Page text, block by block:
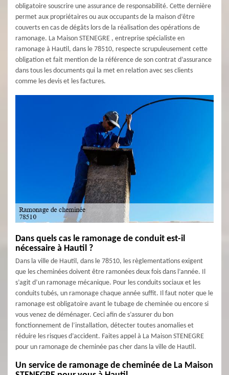
obligatoire souscrire une assurance de responsabilité. Cette dernière
permet aux propriétaires ou aux occupants de la maison d’être
couverts en cas de dégâts lors de la réalisation des opérations de
ramonage. La Maison STENEGRE , entreprise spécialiste en
ramonage à Hautil, dans le 78510, respecte scrupuleusement cette
obligation et fait mention de la référence de son contrat d’assurance
dans tous les documents qui la met en relation avec ses clients
comme les devis et les factures.
Dans quels cas le ramonage de conduit est-il
nécessaire à Hautil ?
Dans la ville de Hautil, dans le 78510, les règlementations exigent
que les cheminées doivent être ramonées deux fois dans l’année. Il
s’agit d’un ramonage mécanique. Pour les conduits sociaux et les
conduits tubés, un ramonage chaque année suffit. Il faut noter que le
ramonage est obligatoire avant le tubage de cheminée ou encore si
vous venez de déménager. Ceci afin de s’assurer du bon
fonctionnement de l’installation, détecter toutes anomalies et
réduire les risques d’accident. Faites appel à La Maison STENEGRE
pour un ramonage de cheminée pas cher dans la ville de Hautil.
Un service de ramonage de cheminée de La Maison